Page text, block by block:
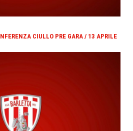
CIULLO PRE GARA / 13 APRILE